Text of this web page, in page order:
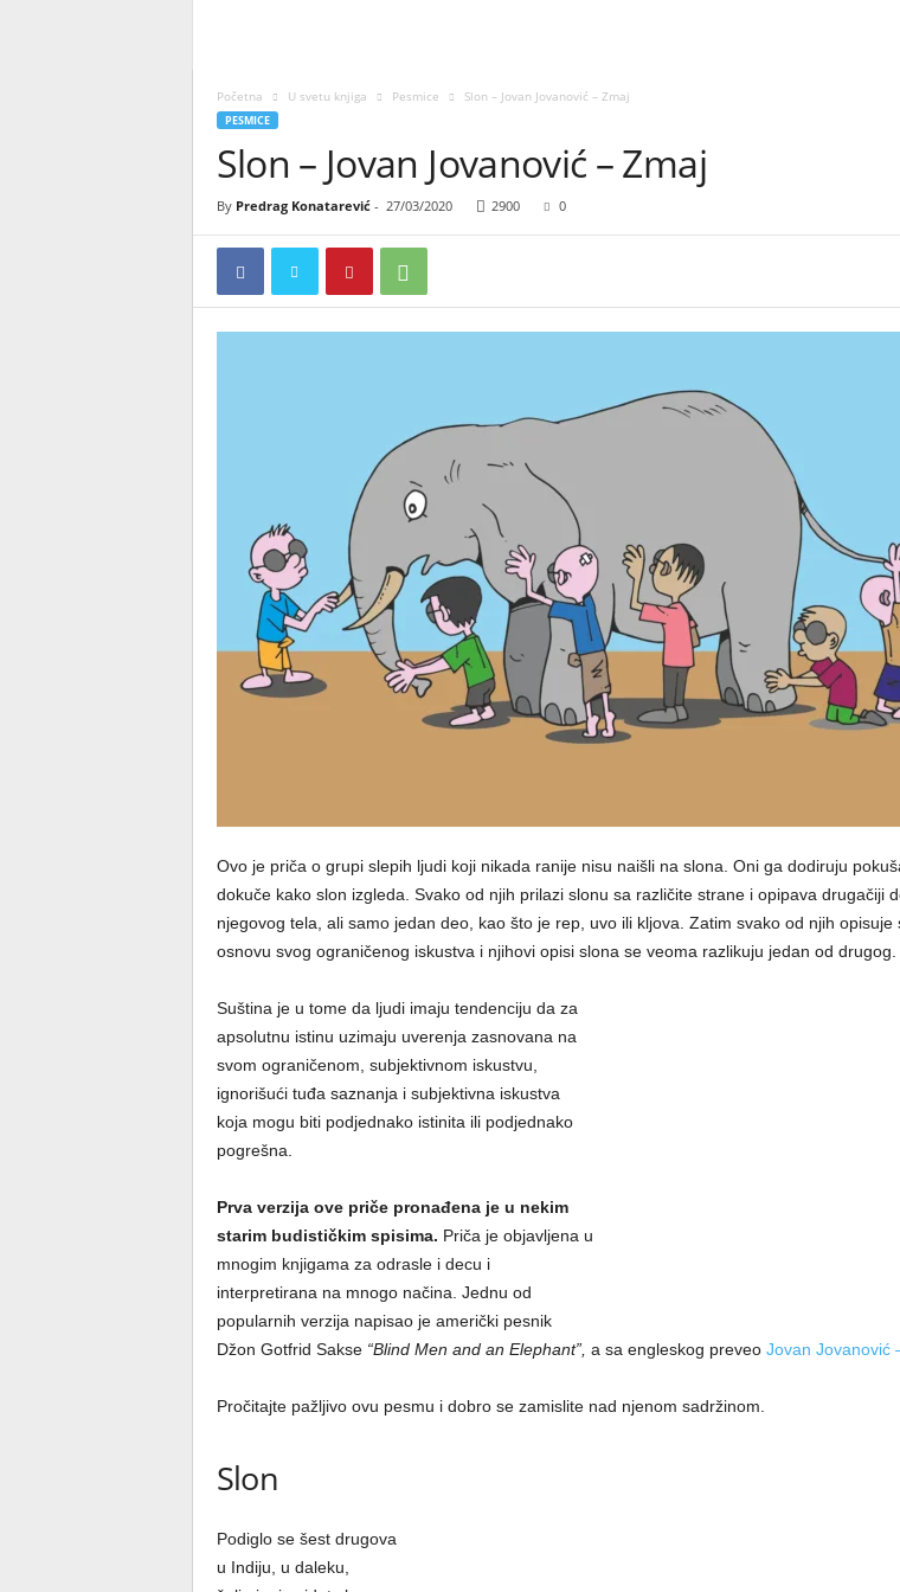
Početna U svetu knjiga Pesmice Slon – Jovan Jovanović – Zmaj
PESMICE
Slon – Jovan Jovanović – Zmaj
By Predrag Konatarević- 27/03/2020 2900 0
Ovo je priča o grupi slepih lјudi koji nikada ranije nisu naišli na slona. Oni ga dodiruju
dokuče kako slon izgleda. Svako od njih prilazi slonu sa različite strane i opipava drugačiji
njegovog tela, ali samo jedan deo, kao što je rep, uvo ili klјova. Zatim svako od njih opisuje
osnovu svog ograničenog iskustva i njihovi opisi slona se veoma razlikuju jedan od drugog.
Suština je u tome da lјudi imaju tendenciju da za
apsolutnu istinu uzimaju uverenja zasnovana na
svom ograničenom, subjektivnom iskustvu,
ignorišući tuđa saznanja i subjektivna iskustva
koja mogu biti podjednako istinita ili podjednako
pogrešna.
Prva verzija ove priče pronađena je u nekim
starim budističkim spisima. Priča je objavlјena u
mnogim knjigama za odrasle i decu i
interpretirana na mnogo načina. Jednu od
popularnih verzija napisao je američki pesnik
Džon Gotfrid Sakse “Blind Men and an Elephant”, a sa engleskog preveo Jovan Jovanović
Pročitajte pažljivo ovu pesmu i dobro se zamislite nad njenom sadržinom.
Slon
Podiglo se šest drugova
u Indiju, u daleku,